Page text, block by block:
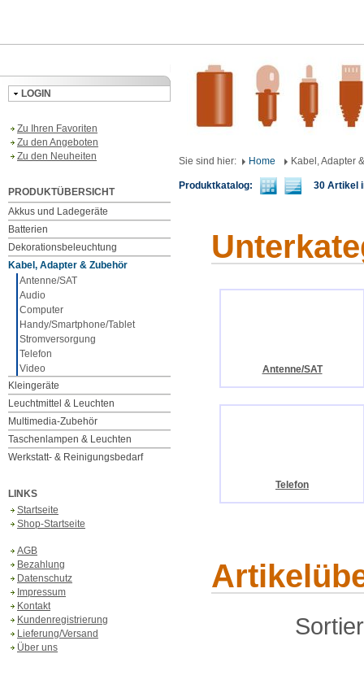
LOGIN
Zu Ihren Favoriten
Zu den Angeboten
Zu den Neuheiten
PRODUKTÜBERSICHT
Akkus und Ladegeräte
Batterien
Dekorationsbeleuchtung
Kabel, Adapter & Zubehör
Antenne/SAT
Audio
Computer
Handy/Smartphone/Tablet
Stromversorgung
Telefon
Video
Kleingeräte
Leuchtmittel & Leuchten
Multimedia-Zubehör
Taschenlampen & Leuchten
Werkstatt- & Reinigungsbedarf
LINKS
Startseite
Shop-Startseite
AGB
Bezahlung
Datenschutz
Impressum
Kontakt
Kundenregistrierung
Lieferung/Versand
Über uns
Sie sind hier: Home Kabel, Adapter
Produktkatalog: 30 Artikel
Antenne/SAT
Telefon